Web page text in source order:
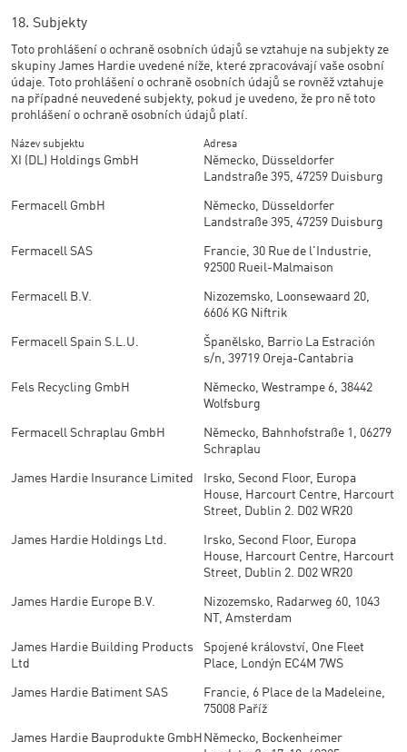
18. Subjekty
Toto prohlášení o ochraně osobních údajů se vztahuje na subjekty ze
skupiny James Hardie uvedené níže, které zpracovávají vaše osobní
údaje. Toto prohlášení o ochraně osobních údajů se rovněž vztahuje
na případné neuvedené subjekty, pokud je uvedeno, že pro ně toto
prohlášení o ochraně osobních údajů platí.
Název subjektu Adresa
XI (DL) Holdings GmbH
Německo, Düsseldorfer
Landstraße 395, 47259 Duisburg
Fermacell GmbH
Německo, Düsseldorfer
Landstraße 395, 47259 Duisburg
Fermacell SAS
Francie, 30 Rue de l'Industrie,
92500 Rueil-Malmaison
Fermacell B.V.
Nizozemsko, Loonsewaard 20,
6606 KG Niftrik
Fermacell Spain S.L.U.
Španělsko, Barrio La Estración
s/n, 39719 Oreja-Cantabria
Fels Recycling GmbH
Německo, Westrampe 6, 38442
Wolfsburg
Fermacell Schraplau GmbH
Německo, Bahnhofstraße 1, 06279
Schraplau
James Hardie Insurance Limited
Irsko, Second Floor, Europa
House, Harcourt Centre, Harcourt
Street, Dublin 2. D02 WR20
James Hardie Holdings Ltd.
Irsko, Second Floor, Europa
House, Harcourt Centre, Harcourt
Street, Dublin 2. D02 WR20
James Hardie Europe B.V.
Nizozemsko, Radarweg 60, 1043
NT, Amsterdam
James Hardie Building Products
Ltd
Spojené království, One Fleet
Place, Londýn EC4M 7WS
James Hardie Batiment SAS
Francie, 6 Place de la Madeleine,
75008 Paříž
James Hardie Bauprodukte GmbH Německo, Bockenheimer